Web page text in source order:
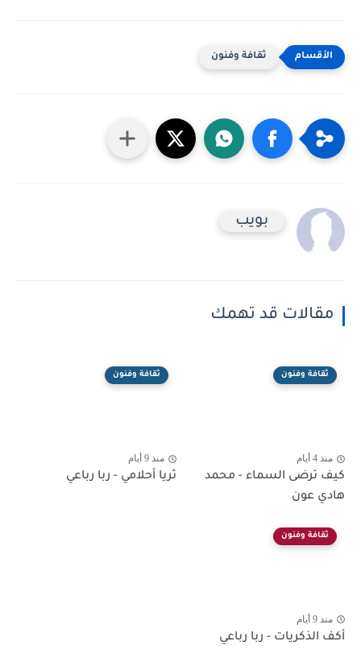
ثقافة وفنون
بويب
مقالات قد تهمك
ثقافة وفنون
منذ 4 أيام
كيف ترضى السماء - محمد
هادي عون
ثقافة وفنون
منذ 9 أيام
ثريا أحلامي - ربا رباعي
ثقافة وفنون
منذ 9 أيام
أكف الذكريات - ربا رباعي